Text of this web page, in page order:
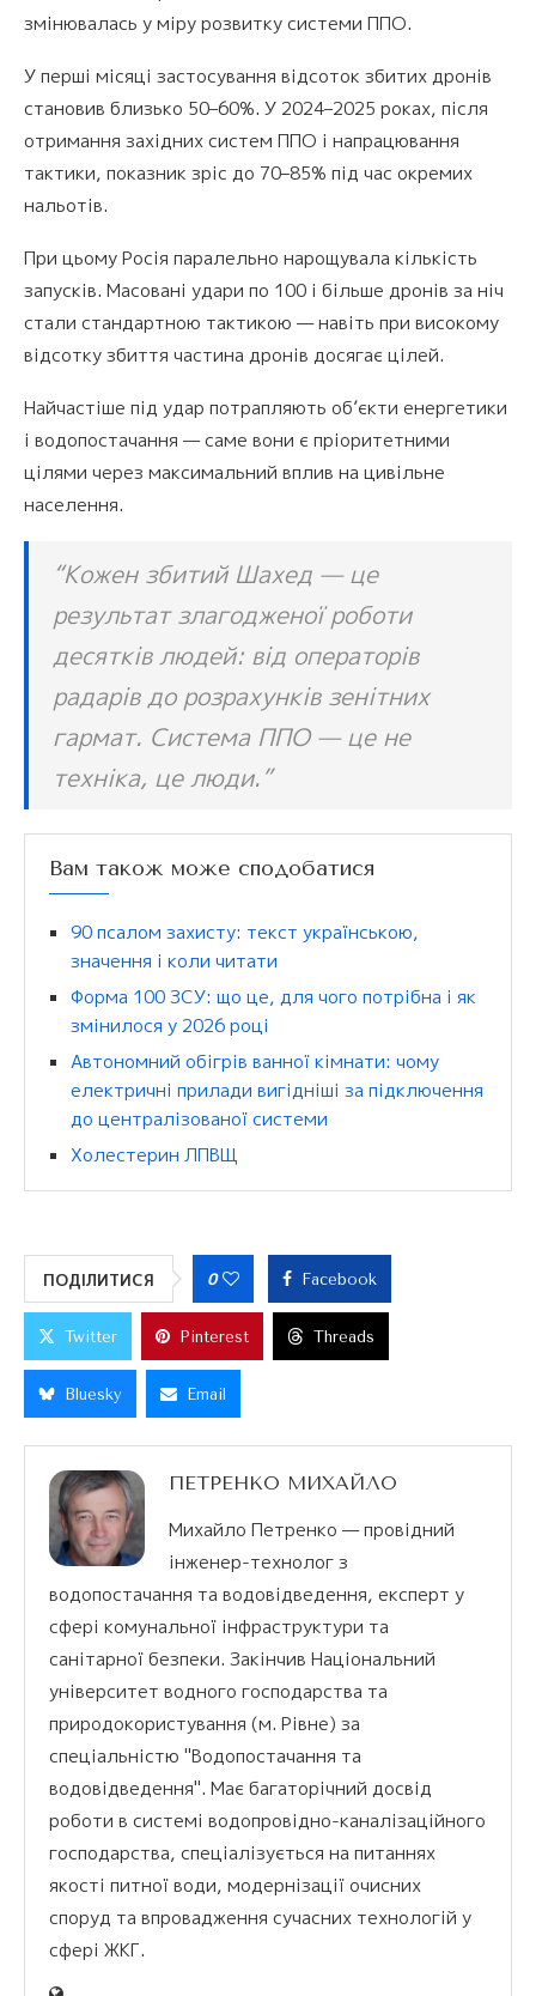
змінювалась у міру розвитку системи ППО.
У перші місяці застосування відсоток збитих дронів
становив близько 50–60%. У 2024–2025 роках, після
отримання західних систем ППО і напрацювання
тактики, показник зріс до 70–85% під час окремих
нальотів.
При цьому Росія паралельно нарощувала кількість
запусків. Масовані удари по 100 і більше дронів за ніч
стали стандартною тактикою — навіть при високому
відсотку збиття частина дронів досягає цілей.
Найчастіше під удар потрапляють об’єкти енергетики
і водопостачання — саме вони є пріоритетними
цілями через максимальний вплив на цивільне
населення.
“Кожен збитий Шахед — це
результат злагодженої роботи
десятків людей: від операторів
радарів до розрахунків зенітних
гармат. Система ППО — це не
техніка, це люди.”
Вам також може сподобатися
90 псалом захисту: текст українською,
значення і коли читати
Форма 100 ЗСУ: що це, для чого потрібна і як
змінилося у 2026 році
Автономний обігрів ванної кімнати: чому
електричні прилади вигідніші за підключення
до централізованої системи
Холестерин ЛПВЩ
ПОДІЛИТИСЯ 0 Facebook
Twitter Pinterest Threads
Bluesky Email
ПЕТРЕНКО МИХАЙЛО
Михайло Петренко — провідний
інженер-технолог з
водопостачання та водовідведення, експерт у
сфері комунальної інфраструктури та
санітарної безпеки. Закінчив Національний
університет водного господарства та
природокористування (м. Рівне) за
спеціальністю "Водопостачання та
водовідведення". Має багаторічний досвід
роботи в системі водопровідно-каналізаційного
господарства, спеціалізується на питаннях
якості питної води, модернізації очисних
споруд та впровадження сучасних технологій у
сфері ЖКГ.